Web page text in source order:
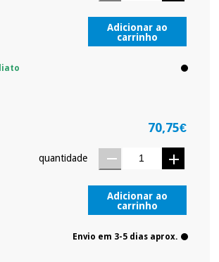
Adicionar ao
carrinho
70,75€
quantidade
Adicionar ao
carrinho
Envio em 3-5 dias aprox.